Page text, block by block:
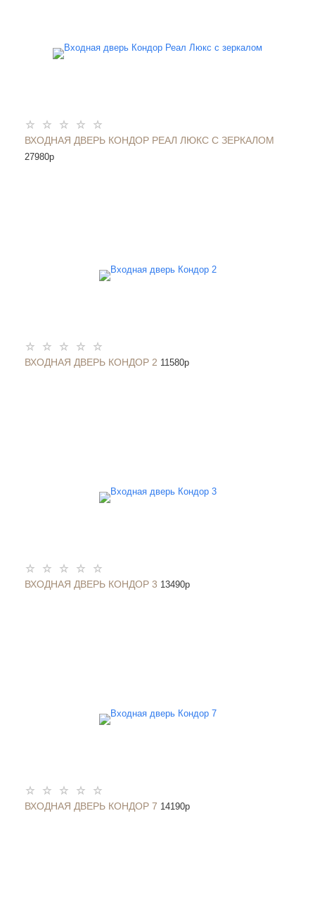
ВХОДНАЯ ДВЕРЬ КОНДОР РЕАЛ ЛЮКС С ЗЕРКАЛОМ
27980p
ВХОДНАЯ ДВЕРЬ КОНДОР 2 11580p
ВХОДНАЯ ДВЕРЬ КОНДОР 3 13490p
ВХОДНАЯ ДВЕРЬ КОНДОР 7 14190p